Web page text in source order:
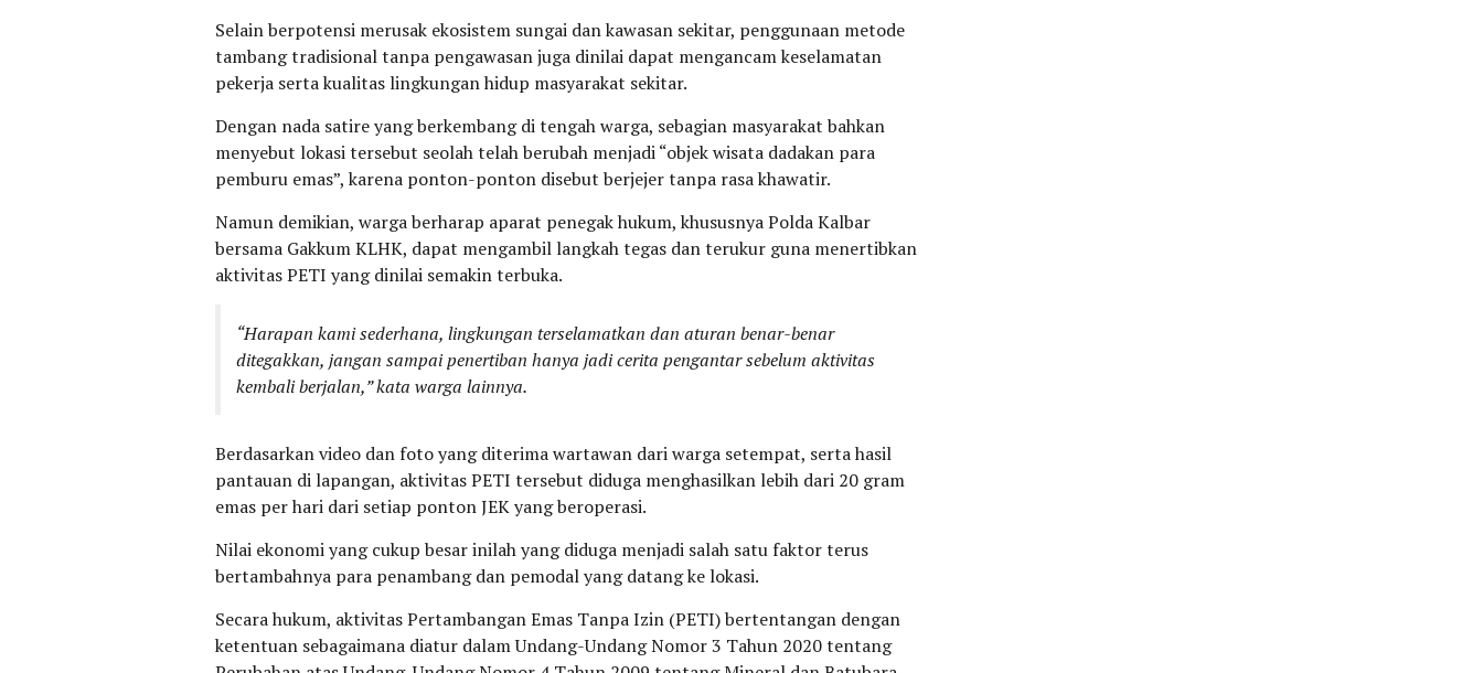
Selain berpotensi merusak ekosistem sungai dan kawasan sekitar, penggunaan metode
tambang tradisional tanpa pengawasan juga dinilai dapat mengancam keselamatan
pekerja serta kualitas lingkungan hidup masyarakat sekitar.
Dengan nada satire yang berkembang di tengah warga, sebagian masyarakat bahkan
menyebut lokasi tersebut seolah telah berubah menjadi “objek wisata dadakan para
pemburu emas”, karena ponton-ponton disebut berjejer tanpa rasa khawatir.
Namun demikian, warga berharap aparat penegak hukum, khususnya Polda Kalbar
bersama Gakkum KLHK, dapat mengambil langkah tegas dan terukur guna menertibkan
aktivitas PETI yang dinilai semakin terbuka.
“Harapan kami sederhana, lingkungan terselamatkan dan aturan benar-benar
ditegakkan, jangan sampai penertiban hanya jadi cerita pengantar sebelum aktivitas
kembali berjalan,” kata warga lainnya.
Berdasarkan video dan foto yang diterima wartawan dari warga setempat, serta hasil
pantauan di lapangan, aktivitas PETI tersebut diduga menghasilkan lebih dari 20 gram
emas per hari dari setiap ponton JEK yang beroperasi.
Nilai ekonomi yang cukup besar inilah yang diduga menjadi salah satu faktor terus
bertambahnya para penambang dan pemodal yang datang ke lokasi.
Secara hukum, aktivitas Pertambangan Emas Tanpa Izin (PETI) bertentangan dengan
ketentuan sebagaimana diatur dalam Undang-Undang Nomor 3 Tahun 2020 tentang